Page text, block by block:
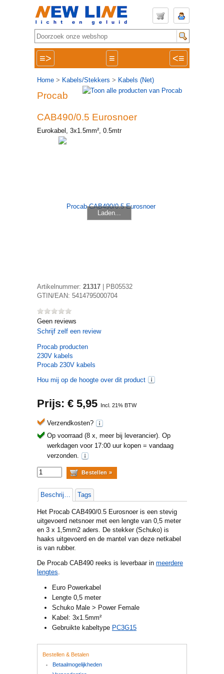
≡> ≡ <≡
Home > Kabels/Stekkers > Kabels (Net)
Procab
CAB490/0.5 Eurosnoer
Eurokabel, 3x1.5mm², 0.5mtr
Laden...
Artikelnummer: 21317
PB05532
GTIN/EAN: 5414795000704
Geen reviews
Schrijf zelf een review
Procab producten
230V kabels
Procab 230V kabels
Hou mij op de hoogte over dit product
Prijs: € 5,95 Incl. 21% BTW
Verzendkosten?
Op voorraad (8 x, meer bij leverancier). Op
werkdagen voor 17:00 uur kopen = vandaag
verzonden.
Beschrijving Tags
Het Procab CAB490/0.5 Eurosnoer is een stevig
uitgevoerd netsnoer met een lengte van 0,5 meter
en 3 x 1,5mm2 aders. De stekker (Schuko) is
haaks uitgevoerd en de mantel van deze netkabel
is van rubber.
De Procab CAB490 reeks is leverbaar in meerdere
lengtes.
Euro Powerkabel
Lengte 0,5 meter
Schuko Male > Power Female
Kabel: 3x1.5mm²
Gebruikte kabeltype PC3G15
Bestellen & Betalen
Betaalmogelijkheden